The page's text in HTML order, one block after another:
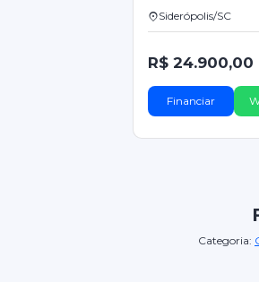
Siderópolis/SC
R$ 24.900,00
Financiar
Categoria: